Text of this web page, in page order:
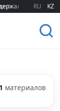
RU KZ
1 материалов